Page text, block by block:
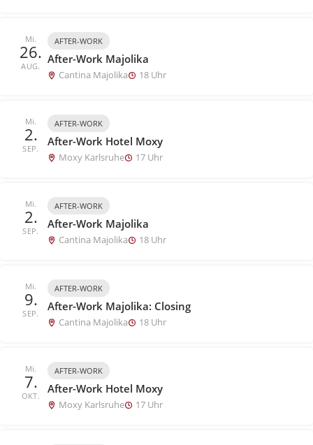
Mi.
26.
AUG.
AFTER-WORK
After-Work Majolika
Cantina Majolika 18 Uhr
Mi.
2.
SEP.
AFTER-WORK
After-Work Hotel Moxy
Moxy Karlsruhe 17 Uhr
Mi.
2.
SEP.
AFTER-WORK
After-Work Majolika
Cantina Majolika 18 Uhr
Mi.
9.
SEP.
AFTER-WORK
After-Work Majolika: Closing
Cantina Majolika 18 Uhr
Mi.
7.
OKT.
AFTER-WORK
After-Work Hotel Moxy
Moxy Karlsruhe 17 Uhr